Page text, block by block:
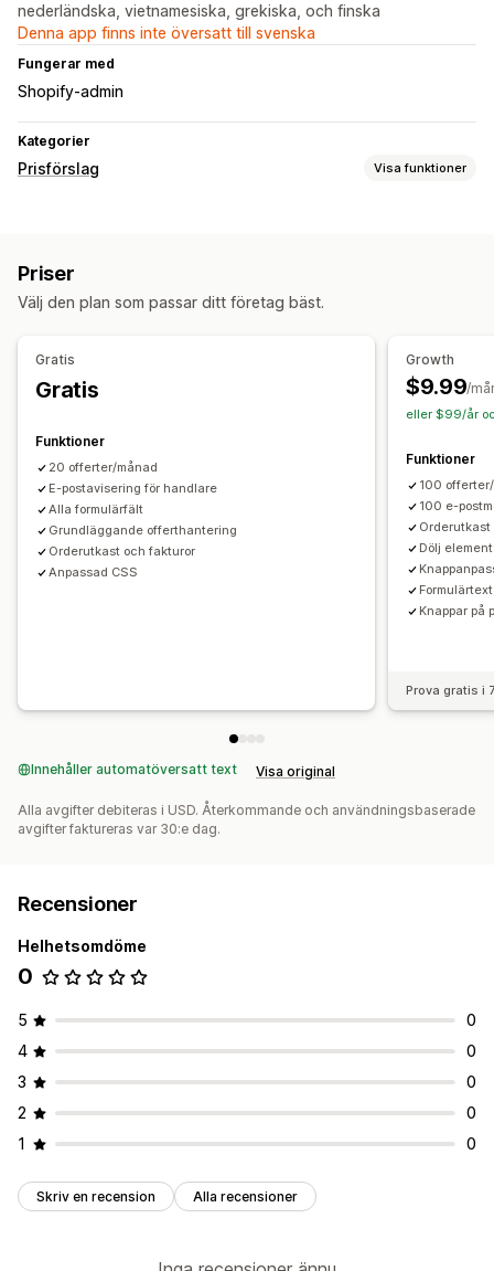
nederländska, vietnamesiska, grekiska, och finska
Denna app finns inte översatt till svenska
Fungerar med
Shopify-admin
Kategorier
Prisförslag Visa funktioner
Aviseringar
Administratörsvarningar
Automatiserade e-postsvar
E-postaviseringar
Priser
Välj den plan som passar ditt företag bäst.
Gratis
Gratis
Funktioner
20 offerter/månad
E-postavisering för handlare
Alla formulärfält
Grundläggande offerthantering
Orderutkast och fakturor
Anpassad CSS
Growth
$9.99/
eller $99/år
Funktioner
100
100 e-
Dölj
Knappar på
Prova gratis i
Innehåller automatöversatt text Visa original
Alla avgifter debiteras i USD. Återkommande och användningsbaserade
avgifter faktureras var 30:e dag.
Recensioner
Helhetsomdöme
0
5
0
4
0
3
0
2
0
1
0
Skriv en recension Alla recensioner